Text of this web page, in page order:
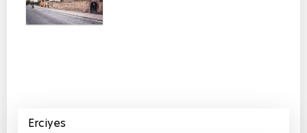
Erciyes